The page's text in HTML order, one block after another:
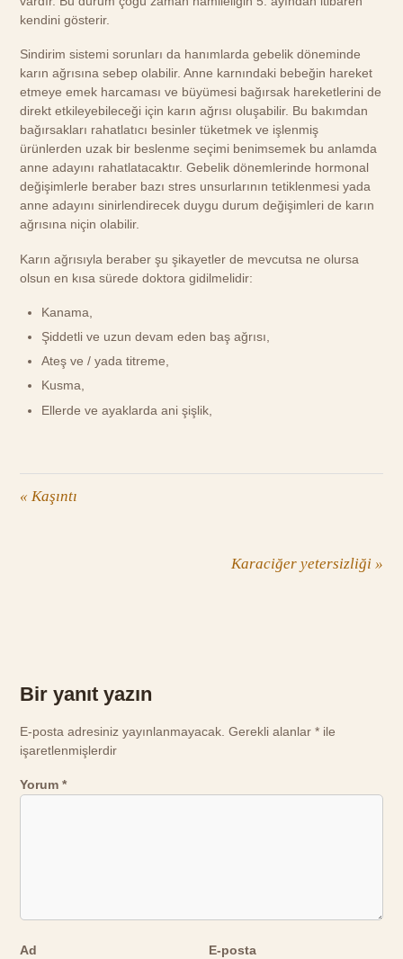
kendini gösterir.
Sindirim sistemi sorunları da hanımlarda gebelik döneminde
karın ağrısına sebep olabilir. Anne karnındaki bebeğin hareket
etmeye emek harcaması ve büyümesi bağırsak hareketlerini de
direkt etkileyebileceği için karın ağrısı oluşabilir. Bu bakımdan
bağırsakları rahatlatıcı besinler tüketmek ve işlenmiş
ürünlerden uzak bir beslenme seçimi benimsemek bu anlamda
anne adayını rahatlatacaktır. Gebelik dönemlerinde hormonal
değişimlerle beraber bazı stres unsurlarının tetiklenmesi yada
anne adayını sinirlendirecek duygu durum değişimleri de karın
ağrısına niçin olabilir.
Karın ağrısıyla beraber şu şikayetler de mevcutsa ne olursa
olsun en kısa sürede doktora gidilmelidir:
Kanama,
Şiddetli ve uzun devam eden baş ağrısı,
Ateş ve / yada titreme,
Kusma,
Ellerde ve ayaklarda ani şişlik,
« Kaşıntı
Karaciğer yetersizliği »
Bir yanıt yazın
E-posta adresiniz yayınlanmayacak. Gerekli alanlar* ile
işaretlenmişlerdir
Yorum*
Ad E-posta